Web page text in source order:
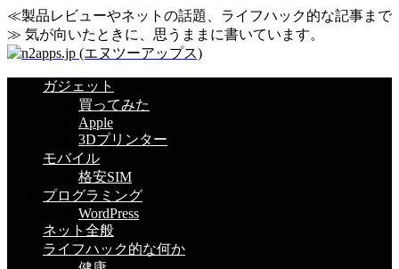
≪製品レビューやネットの話題、ライフハック的な記事まで
≫ 気が向いたときに、思うままに書いています。
ガジェット
買ってみた
Apple
3Dプリンター
モバイル
格安SIM
プログラミング
WordPress
ネット全般
ライフハック的な何か